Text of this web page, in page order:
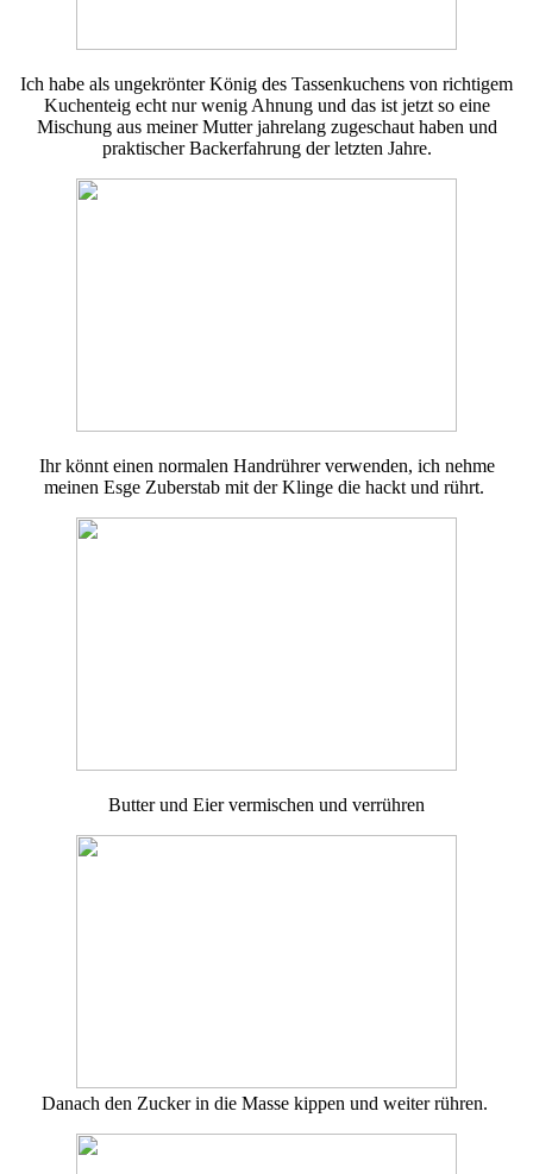
Ich habe als ungekrönter König des Tassenkuchens von richtigem
Kuchenteig echt nur wenig Ahnung und das ist jetzt so eine
Mischung aus meiner Mutter jahrelang zugeschaut haben und
praktischer Backerfahrung der letzten Jahre.
Ihr könnt einen normalen Handrührer verwenden, ich nehme
meinen Esge Zuberstab mit der Klinge die hackt und rührt.
Butter und Eier vermischen und verrühren
Danach den Zucker in die Masse kippen und weiter rühren.